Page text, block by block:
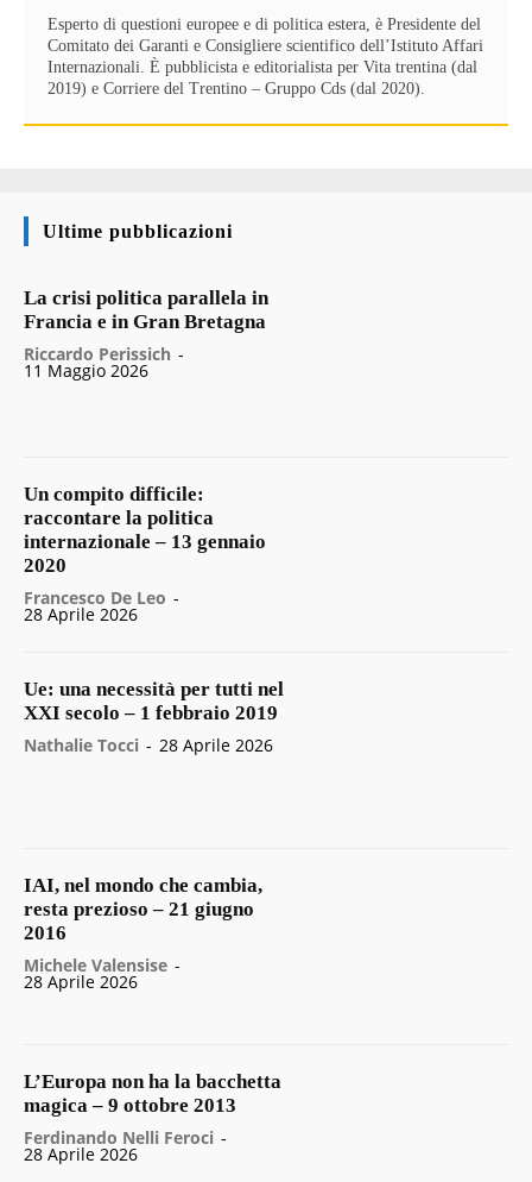
Esperto di questioni europee e di politica estera, è Presidente del
Comitato dei Garanti e Consigliere scientifico dell’Istituto Affari
Internazionali. È pubblicista e editorialista per Vita trentina (dal
2019) e Corriere del Trentino – Gruppo Cds (dal 2020).
Ultime pubblicazioni
La crisi politica parallela in
Francia e in Gran Bretagna
Riccardo Perissich -
11 Maggio 2026
Un compito difficile:
raccontare la politica
internazionale – 13 gennaio
2020
Francesco De Leo -
28 Aprile 2026
Ue: una necessità per tutti nel
XXI secolo – 1 febbraio 2019
Nathalie Tocci - 28 Aprile 2026
IAI, nel mondo che cambia,
resta prezioso – 21 giugno
2016
Michele Valensise -
28 Aprile 2026
L’Europa non ha la bacchetta
magica – 9 ottobre 2013
Ferdinando Nelli Feroci -
28 Aprile 2026